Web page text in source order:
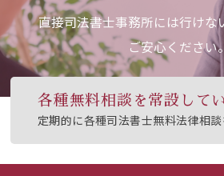
直接司法書士事務所には行けな
ご安心ください。
各種無料相談を常設して
定期的に各種司法書士無料法律相談